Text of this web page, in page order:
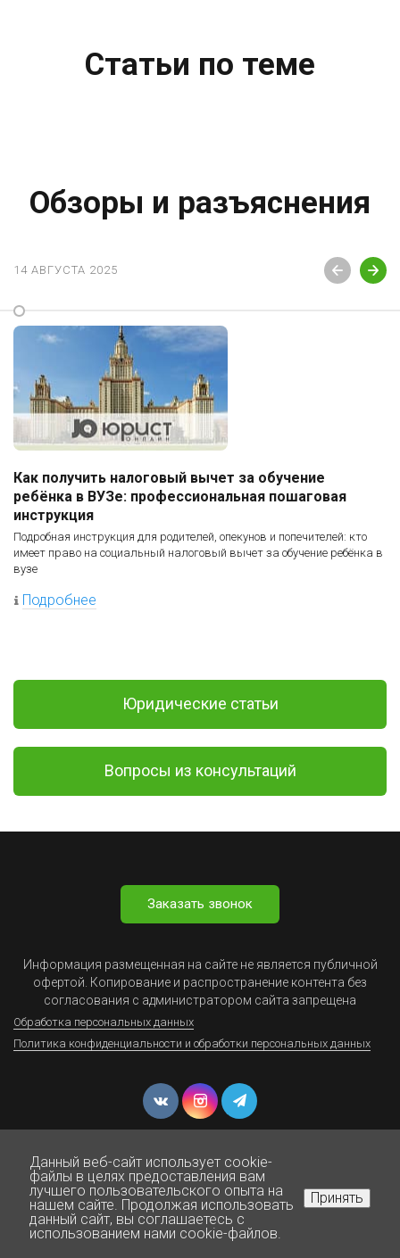
Статьи по теме
Обзоры и разъяснения
14 АВГУСТА 2025
Как получить налоговый вычет за обучение
ребёнка в ВУЗе: профессиональная пошаговая
инструкция
Подробная инструкция для родителей, опекунов и попечителей: кто
имеет право на социальный налоговый вычет за обучение ребёнка в
вузе
Подробнее
Юридические статьи
Вопросы из консультаций
Заказать звонок
Информация размещенная на сайте не является публичной
офертой. Копирование и распространение контента без
согласования с администратором сайта запрещена
Обработка персональных данных
Политика конфиденциальности и обработки персональных данных
© Юрист Онлайн - Все права защищены 1999-2025
Данный веб-сайт использует cookie-
файлы в целях предоставления вам
лучшего пользовательского опыта на
нашем сайте. Продолжая использовать
данный сайт, вы соглашаетесь с
использованием нами cookie-файлов.
Принять